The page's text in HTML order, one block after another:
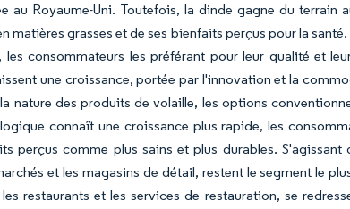
au Royaume-Uni. Toutefois, la dinde gagne du terrain
matières grasses et de ses bienfaits perçus pour la
consommateurs les préférant pour leur qualité et
une croissance, portée par l'innovation et la
nature des produits de volaille, les options
connaît une croissance plus rapide, les
perçus comme plus sains et plus durables.
et les magasins de détail, restent le segment le
restaurants et les services de restauration, se